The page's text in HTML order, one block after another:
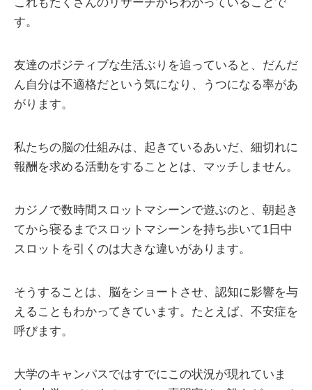
これもたくさんのリサーチからわかっていることで
す。
友達のポジティブな生活ぶりを追っていると、だんだ
ん自分は不適格だという気になり、うつになる率があ
がります。
私たちの脳の仕組みは、起きているあいだ、細切れに
報酬を求める活動をすることとは、マッチしません。
カジノで数時間スロットマシーンで遊ぶのと、朝起き
てから寝るまでスロットマシーンを持ち歩いて1日中
スロットを引くのは大きな違いがあります。
そうすることは、脳をショートさせ、認知に影響を与
えることもわかってきています。たとえば、不安症を
呼びます。
大学のキャンパスではすでにこの状況が現れていま